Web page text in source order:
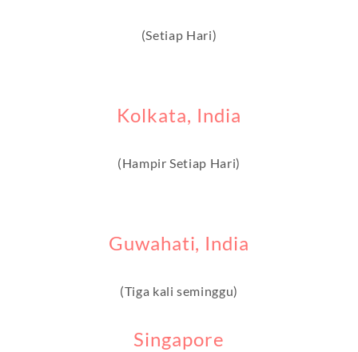
(Setiap Hari)
Kolkata, India
(Hampir Setiap Hari)
Guwahati, India
(Tiga kali seminggu)
Singapore